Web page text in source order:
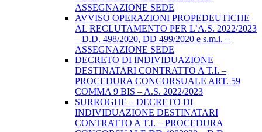
ASSEGNAZIONE SEDE
AVVISO OPERAZIONI PROPEDEUTICHE
AL RECLUTAMENTO PER L’A.S. 2022/2023
– D.D. 498/2020, DD 499/2020 e s.m.i. –
ASSEGNAZIONE SEDE
DECRETO DI INDIVIDUAZIONE
DESTINATARI CONTRATTO A T.I. –
PROCEDURA CONCORSUALE ART. 59
COMMA 9 BIS – A.S. 2022/2023
SURROGHE – DECRETO DI
INDIVIDUAZIONE DESTINATARI
CONTRATTO A T.I. – PROCEDURA